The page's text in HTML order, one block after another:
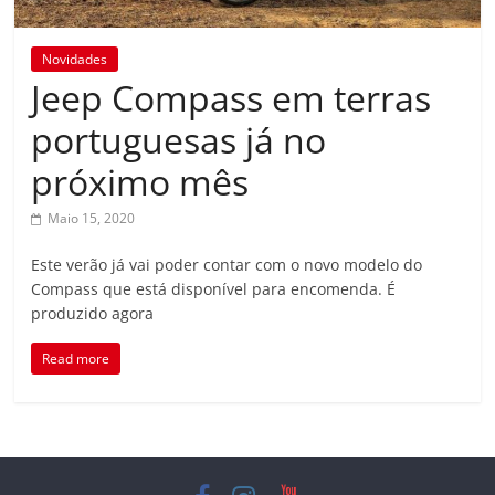
Novidades
Jeep Compass em terras
portuguesas já no
próximo mês
Maio 15, 2020
Este verão já vai poder contar com o novo modelo do
Compass que está disponível para encomenda. É
produzido agora
Read more